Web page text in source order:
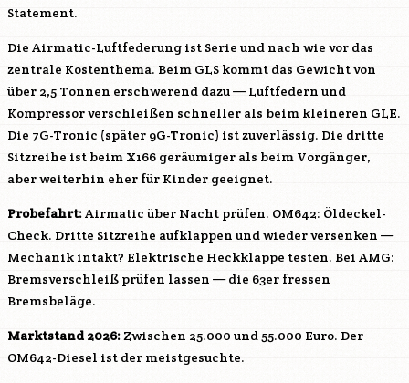
Statement.
Die Airmatic-Luftfederung ist Serie und nach wie vor das
zentrale Kostenthema. Beim GLS kommt das Gewicht von
über 2,5 Tonnen erschwerend dazu — Luftfedern und
Kompressor verschleißen schneller als beim kleineren GLE.
Die 7G-Tronic (später 9G-Tronic) ist zuverlässig. Die dritte
Sitzreihe ist beim X166 geräumiger als beim Vorgänger,
aber weiterhin eher für Kinder geeignet.
Probefahrt:Airmatic über Nacht prüfen. OM642: Öldeckel-
Check. Dritte Sitzreihe aufklappen und wieder versenken —
Mechanik intakt? Elektrische Heckklappe testen. Bei AMG:
Bremsverschleiß prüfen lassen — die 63er fressen
Bremsbeläge.
Marktstand 2026:Zwischen 25.000 und 55.000 Euro. Der
OM642-Diesel ist der meistgesuchte.